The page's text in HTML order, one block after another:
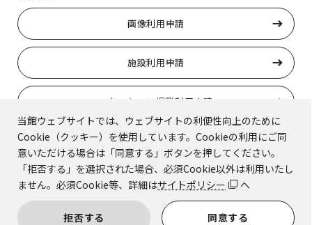
当館ウェブサイトでは、ウェブサイトの利便性向上のために
Cookie（クッキー）を使用しています。Cookieの利用にご同
意いただける場合は「同意する」ボタンを押してください。
「拒否する」を選択された場合、必須Cookie以外は利用いたし
ません。必須Cookie等、詳細はサイトポリシー へ
拒否する 同意する
画像利用申請
施設利用申請
ロケーション撮影利用申請
トラりんの使用申請
© Kyoto National Museum.